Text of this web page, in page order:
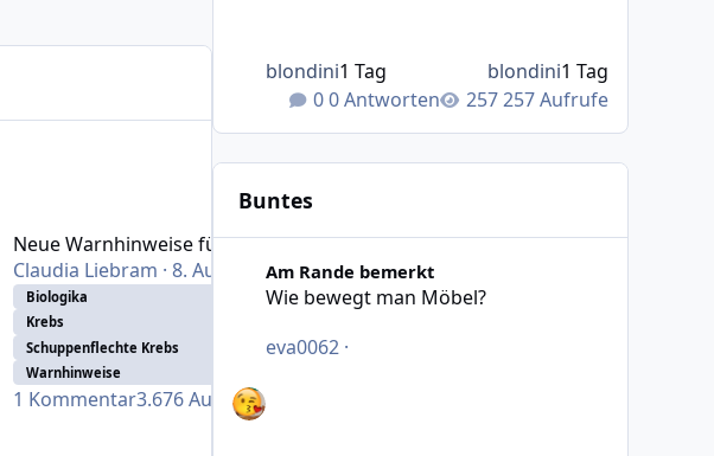
Neue Warnhinweise für Biologics
Neue Warnhinweise für Biologics
Claudia Liebram · 8. August 2009
Biologika
Krebs
Schuppenflechte Krebs
Warnhinweise
1 Kommentar3.676Aufrufe
0 Antworten 257 Aufrufe
blondini1 Tag blondini1 Tag
Buntes
Am Rande bemerkt
Wie bewegt man Möbel?
eva0062 ·